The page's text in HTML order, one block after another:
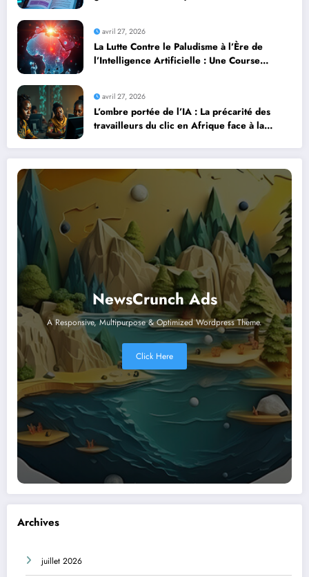
avril 27, 2026
La Lutte Contre le Paludisme à l’Ère de
l’Intelligence Artificielle : Une Course
avril 27, 2026
L’ombre portée de l’IA : La précarité des
travailleurs du clic en Afrique face à la
NewsCrunch Ads
A Responsive, Multipurpose & Optimized Wordpress Theme.
Click Here
Archives
juillet 2026